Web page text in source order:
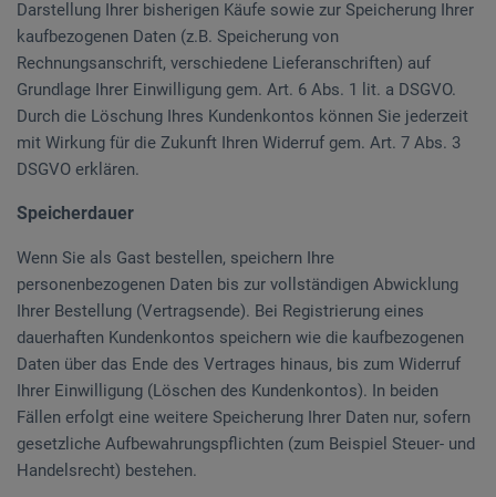
Darstellung Ihrer bisherigen Käufe sowie zur Speicherung Ihrer
kaufbezogenen Daten (z.B. Speicherung von
Rechnungsanschrift, verschiedene Lieferanschriften) auf
Grundlage Ihrer Einwilligung gem. Art. 6 Abs. 1 lit. a DSGVO.
Durch die Löschung Ihres Kundenkontos können Sie jederzeit
mit Wirkung für die Zukunft Ihren Widerruf gem. Art. 7 Abs. 3
DSGVO erklären.
Speicherdauer
Wenn Sie als Gast bestellen, speichern Ihre
personenbezogenen Daten bis zur vollständigen Abwicklung
Ihrer Bestellung (Vertragsende). Bei Registrierung eines
dauerhaften Kundenkontos speichern wie die kaufbezogenen
Daten über das Ende des Vertrages hinaus, bis zum Widerruf
Ihrer Einwilligung (Löschen des Kundenkontos). In beiden
Fällen erfolgt eine weitere Speicherung Ihrer Daten nur, sofern
gesetzliche Aufbewahrungspflichten (zum Beispiel Steuer- und
Handelsrecht) bestehen.